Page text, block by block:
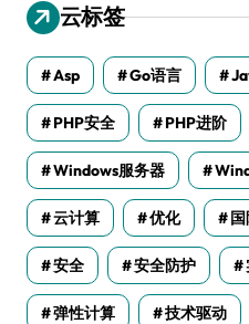
云标签
Asp Go语言
PHP安全 PHP进阶
Windows服务器
云计算 优化
安全 安全防护
弹性计算 技术驱动